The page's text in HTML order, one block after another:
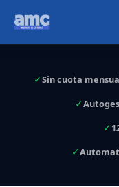
✓Sin cuota
✓
✓
✓